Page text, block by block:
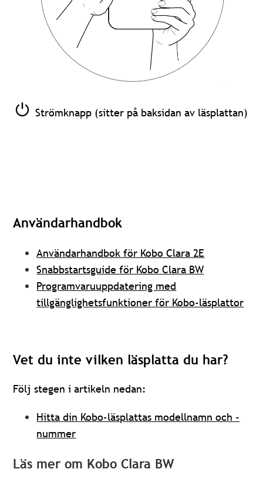
Strömknapp (sitter på baksidan av läsplattan)
Användarhandbok
Användarhandbok för Kobo Clara 2E
Snabbstartsguide för Kobo Clara BW
Programvaruuppdatering med
tillgänglighetsfunktioner för Kobo-läsplattor
Vet du inte vilken läsplatta du har?
Följ stegen i artikeln nedan:
Hitta din Kobo-läsplattas modellnamn och -
nummer
Läs mer om Kobo Clara BW